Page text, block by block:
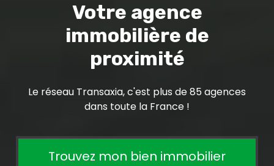
Votre agence
immobilière de
proximité
Le réseau Transaxia, c'est plus de 85 agences
dans toute la France !
Trouvez mon bien immobilier